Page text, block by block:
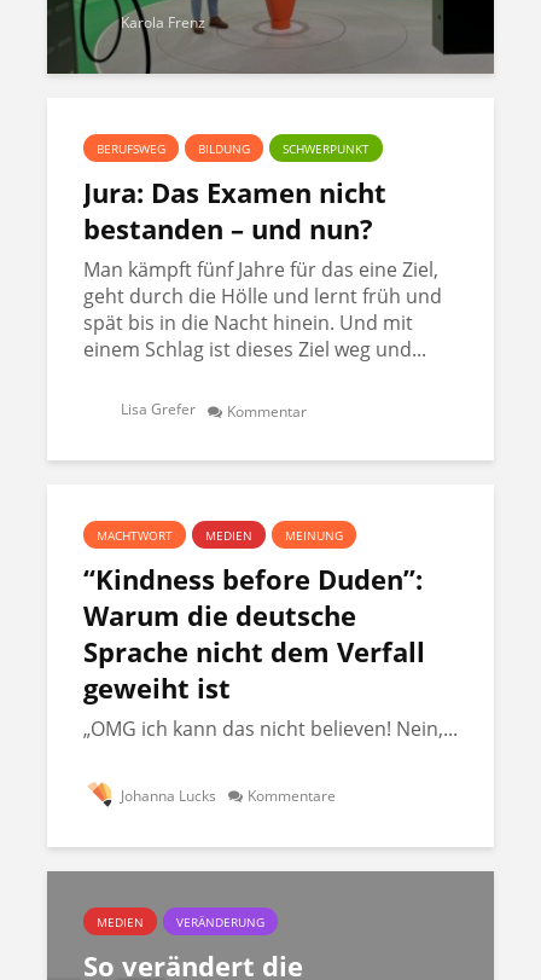
Karola Frenz
BERUFSWEG BILDUNG SCHWERPUNKT
Jura: Das Examen nicht
bestanden – und nun?
Man kämpft fünf Jahre für das eine Ziel,
geht durch die Hölle und lernt früh und
spät bis in die Nacht hinein. Und mit
einem Schlag ist dieses Ziel weg und...
Lisa Grefer Kommentar
MACHTWORT MEDIEN MEINUNG
“Kindness before Duden”:
Warum die deutsche
Sprache nicht dem Verfall
geweiht ist
„OMG ich kann das nicht believen! Nein,...
Johanna Lucks Kommentare
MEDIEN VERÄNDERUNG
So verändert die